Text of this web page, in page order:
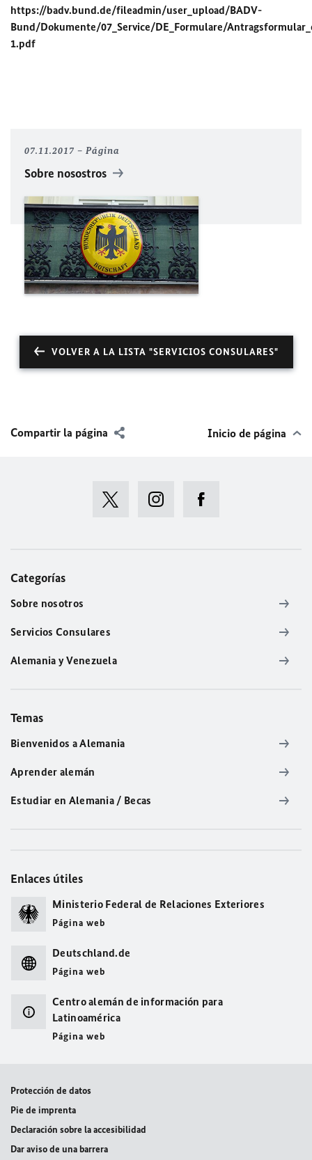
https://badv.bund.de/fileadmin/user_upload/BADV-
Bund/Dokumente/07_Service/DE_Formulare/
1.pdf
07.11.2017 Página
Sobre nosostros
VOLVER A LA LISTA "SERVICIOS CONSULARES"
Compartir la página Inicio de página
Categorías
Sobre nosotros
Servicios Consulares
Alemania y Venezuela
Temas
Bienvenidos a Alemania
Aprender alemán
Estudiar en Alemania / Becas
Enlaces útiles
Ministerio Federal de Relaciones Exteriores
Página web
Deutschland.de
Página web
Centro alemán de información para
Latinoamérica
Página web
Protección de datos
Pie de imprenta
Declaración sobre la accesibilidad
Dar aviso de una barrera